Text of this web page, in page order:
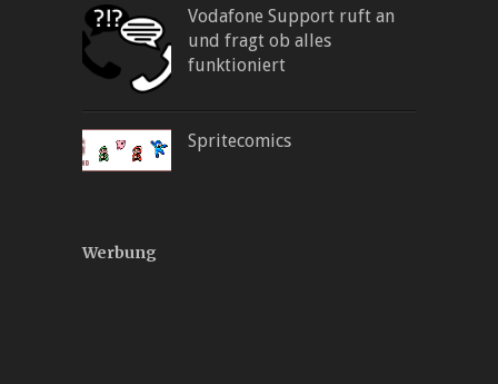
Vodafone Support ruft an
und fragt ob alles
funktioniert
Spritecomics
Werbung